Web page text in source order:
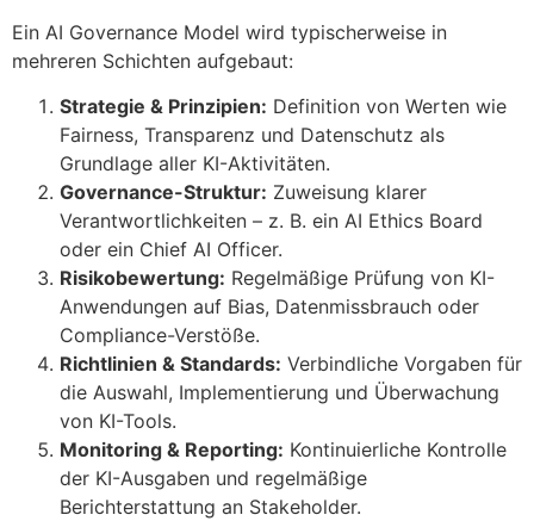
Ein AI Governance Model wird typischerweise in
mehreren Schichten aufgebaut:
Strategie & Prinzipien: Definition von Werten wie
Fairness, Transparenz und Datenschutz als
Grundlage aller KI-Aktivitäten.
Governance-Struktur: Zuweisung klarer
Verantwortlichkeiten – z. B. ein AI Ethics Board
oder ein Chief AI Officer.
Risikobewertung: Regelmäßige Prüfung von KI-
Anwendungen auf Bias, Datenmissbrauch oder
Compliance-Verstöße.
Richtlinien & Standards: Verbindliche Vorgaben für
die Auswahl, Implementierung und Überwachung
von KI-Tools.
Monitoring & Reporting: Kontinuierliche Kontrolle
der KI-Ausgaben und regelmäßige
Berichterstattung an Stakeholder.